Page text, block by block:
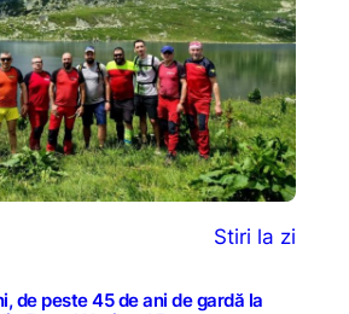
Stiri la zi
de peste 45 de ani de gardă la